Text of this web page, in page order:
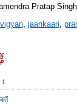
Pratap Singh
, jaankaari
1